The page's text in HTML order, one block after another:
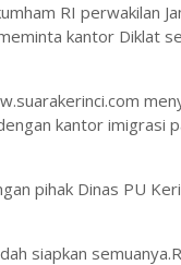
RI perwakilan
kantor Diklat
kantor imigrasi
pihak Dinas PU
siapkan